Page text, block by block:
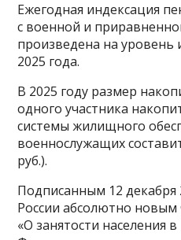
Ежегодная индексация
с военной и
произведена на уровень
2025 года.
В 2025 году размер
одного участника
системы жилищного
военнослужащих
руб.).
Подписанным 12 декабря
России абсолютно
«О занятости населения в